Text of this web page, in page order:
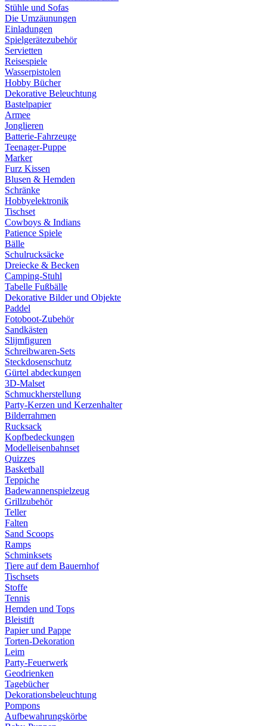
Stühle und Sofas
Die Umzäunungen
Einladungen
Spielgerätezubehör
Servietten
Reisespiele
Wasserpistolen
Hobby Bücher
Dekorative Beleuchtung
Bastelpapier
Armee
Jonglieren
Batterie-Fahrzeuge
Teenager-Puppe
Marker
Furz Kissen
Blusen & Hemden
Schränke
Hobbyelektronik
Tischset
Cowboys & Indians
Patience Spiele
Bälle
Schulrucksäcke
Dreiecke & Becken
Camping-Stuhl
Tabelle Fußbälle
Dekorative Bilder und Objekte
Paddel
Fotoboot-Zubehör
Sandkästen
Slijmfiguren
Schreibwaren-Sets
Steckdosenschutz
Gürtel abdeckungen
3D-Malset
Schmuckherstellung
Party-Kerzen und Kerzenhalter
Bilderrahmen
Rucksack
Kopfbedeckungen
Modelleisenbahnset
Quizzes
Basketball
Teppiche
Badewannenspielzeug
Grillzubehör
Teller
Falten
Sand Scoops
Ramps
Schminksets
Tiere auf dem Bauernhof
Tischsets
Stoffe
Tennis
Hemden und Tops
Bleistift
Papier und Pappe
Torten-Dekoration
Leim
Party-Feuerwerk
Geodrienken
Tagebücher
Dekorationsbeleuchtung
Pompons
Aufbewahrungskörbe